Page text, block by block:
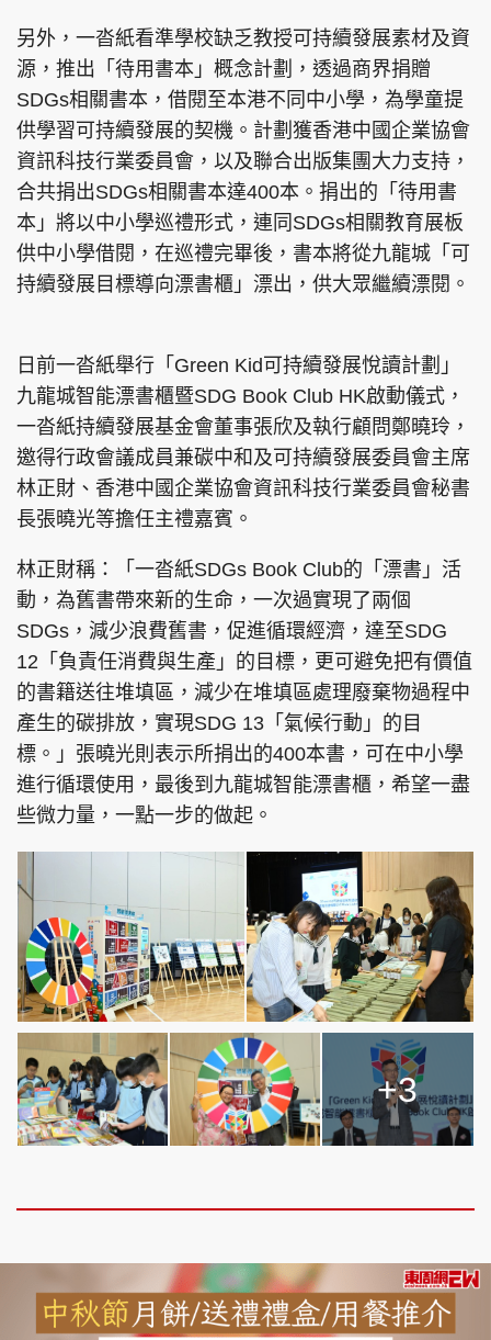
©Eastweek.com.hk. All rights reserved.
另外，一沓紙看準學校缺乏教授可持續發展素材及資
源，推出「待用書本」概念計劃，透過商界捐贈
SDGs相關書本，借閱至本港不同中小學，為學童提
供學習可持續發展的契機。計劃獲香港中國企業協會
資訊科技行業委員會，以及聯合出版集團大力支持，
合共捐出SDGs相關書本達400本。捐出的「待用書
本」將以中小學巡禮形式，連同SDGs相關教育展板
供中小學借閱，在巡禮完畢後，書本將從九龍城「可
持續發展目標導向漂書櫃」漂出，供大眾繼續漂閱。
日前一沓紙舉行「Green Kid可持續發展悅讀計劃」
九龍城智能漂書櫃暨SDG Book Club HK啟動儀式，
一沓紙持續發展基金會董事張欣及執行顧問鄭曉玲，
邀得行政會議成員兼碳中和及可持續發展委員會主席
林正財、香港中國企業協會資訊科技行業委員會秘書
長張曉光等擔任主禮嘉賓。
林正財稱：「一沓紙SDGs Book Club的「漂書」活
動，為舊書帶來新的生命，一次過實現了兩個
SDGs，減少浪費舊書，促進循環經濟，達至SDG
12「負責任消費與生產」的目標，更可避免把有價值
的書籍送往堆填區，減少在堆填區處理廢棄物過程中
產生的碳排放，實現SDG 13「氣候行動」的目
標。」張曉光則表示所捐出的400本書，可在中小學
進行循環使用，最後到九龍城智能漂書櫃，希望一盡
些微力量，一點一步的做起。
+3